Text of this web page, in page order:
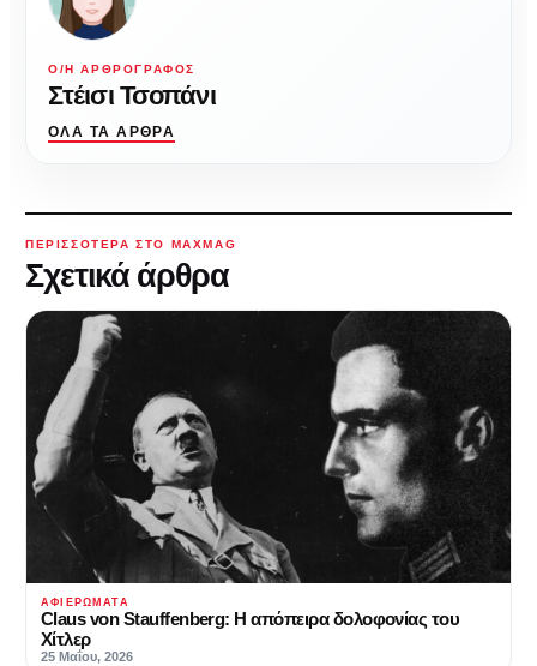
Ο/Η ΑΡΘΡΟΓΡΆΦΟΣ
Στέισι Τσοπάνι
ΌΛΑ ΤΑ ΆΡΘΡΑ
ΠΕΡΙΣΣΌΤΕΡΑ ΣΤΟ MAXMAG
Σχετικά άρθρα
ΑΦΙΕΡΏΜΑΤΑ
Claus von Stauffenberg: Η απόπειρα δολοφονίας του
Χίτλερ
25 Μαΐου, 2026